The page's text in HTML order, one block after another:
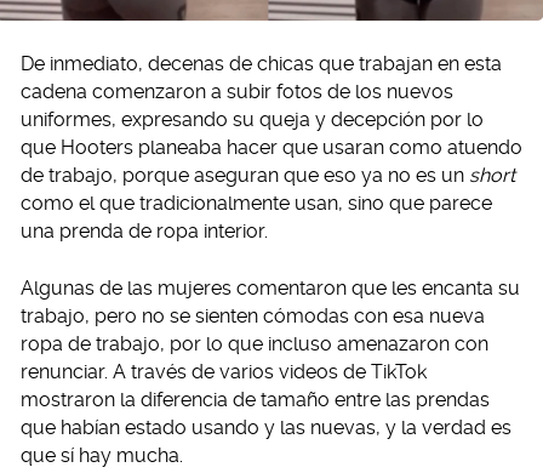
De inmediato, decenas de chicas que trabajan en esta
cadena comenzaron a subir fotos de los nuevos
uniformes, expresando su queja y decepción por lo
que Hooters planeaba hacer que usaran como atuendo
de trabajo, porque aseguran que eso ya no es un short
como el que tradicionalmente usan, sino que parece
una prenda de ropa interior.
Algunas de las mujeres comentaron que les encanta su
trabajo, pero no se sienten cómodas con esa nueva
ropa de trabajo, por lo que incluso amenazaron con
renunciar. A través de varios videos de TikTok
mostraron la diferencia de tamaño entre las prendas
que habían estado usando y las nuevas, y la verdad es
que sí hay mucha.